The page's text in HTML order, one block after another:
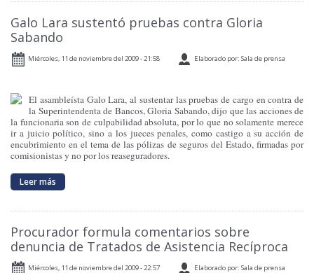
Galo Lara sustentó pruebas contra Gloria
Sabando
Miércoles, 11 de noviembre del 2009 - 21:58 Elaborado por: Sala de prensa
El asambleísta Galo Lara, al sustentar las pruebas de cargo en contra de
la Superintendenta de Bancos, Gloria Sabando, dijo que las acciones de
la funcionaria son de culpabilidad absoluta, por lo que no solamente merece
ir a juicio político, sino a los jueces penales, como castigo a su acción de
encubrimiento en el tema de las pólizas de seguros del Estado, firmadas por
comisionistas y no por los reaseguradores.
Leer más
Procurador formula comentarios sobre
denuncia de Tratados de Asistencia Recíproca
Miércoles, 11 de noviembre del 2009 - 22:57 Elaborado por: Sala de prensa